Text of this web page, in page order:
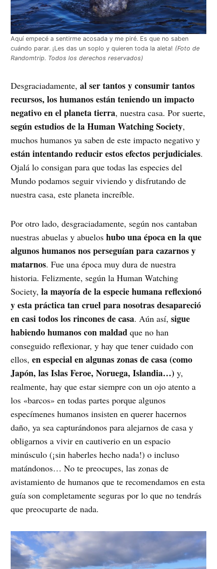
Aquí empecé a sentirme acosada y me piré. Es que no saben
cuándo parar. ¡Les das un soplo y quieren toda la aleta! (Foto de
Randomtrip. Todos los derechos reservados)
Desgraciadamente,al ser tantos y consumir tantos
recursos, los humanos están teniendo un impacto
negativo en el planeta tierra, nuestra casa. Por suerte,
según estudios de la Human Watching Society,
muchos humanos ya saben de este impacto negativo y
están intentando reducir estos efectos perjudiciales.
Ojalá lo consigan para que todas las especies del
Mundo podamos seguir viviendo y disfrutando de
nuestra casa, este planeta increíble.
Por otro lado, desgraciadamente, según nos cantaban
nuestras abuelas y abueloshubo una época en la que
algunos humanos nos perseguían para cazarnos y
matarnos. Fue una época muy dura de nuestra
historia. Felizmente, según la Human Watching
Society,la mayoría de la especie humana reflexionó
y esta práctica tan cruel para nosotras desapareció
en casi todos los rincones de casa. Aún así,sigue
habiendo humanos con maldad que no han
conseguido reflexionar, y hay que tener cuidado con
ellos,en especial en algunas zonas de casa (como
Japón, las Islas Feroe, Noruega, Islandia…) y,
realmente, hay que estar siempre con un ojo atento a
los «barcos» en todas partes porque algunos
especímenes humanos insisten en querer hacernos
daño, ya sea capturándonos para alejarnos de casa y
obligarnos a vivir en cautiverio en un espacio
minúsculo (¡sin haberles hecho nada!) o incluso
matándonos… No te preocupes, las zonas de
avistamiento de humanos que te recomendamos en esta
guía son completamente seguras por lo que no tendrás
que preocuparte de nada.